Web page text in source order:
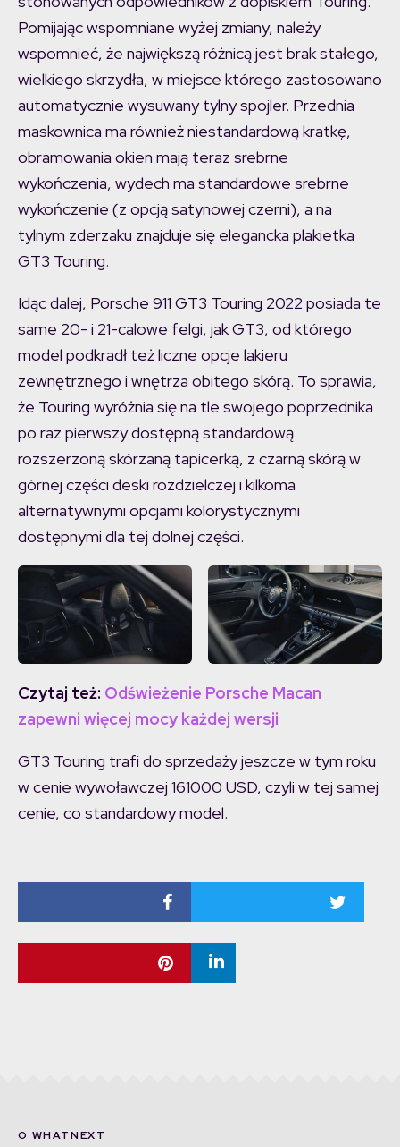
Pomijając wspomniane wyżej zmiany, należy
wspomnieć, że największą różnicą jest brak stałego,
wielkiego skrzydła, w miejsce którego zastosowano
automatycznie wysuwany tylny spojler. Przednia
maskownica ma również niestandardową kratkę,
obramowania okien mają teraz srebrne
wykończenia, wydech ma standardowe srebrne
wykończenie (z opcją satynowej czerni), a na
tylnym zderzaku znajduje się elegancka plakietka
GT3 Touring.
Idąc dalej, Porsche 911 GT3 Touring 2022 posiada te
same 20- i 21-calowe felgi, jak GT3, od którego
model podkradł też liczne opcje lakieru
zewnętrznego i wnętrza obitego skórą. To sprawia,
że Touring wyróżnia się na tle swojego poprzednika
po raz pierwszy dostępną standardową
rozszerzoną skórzaną tapicerką, z czarną skórą w
górnej części deski rozdzielczej i kilkoma
alternatywnymi opcjami kolorystycznymi
dostępnymi dla tej dolnej części.
Czytaj też: Odświeżenie Porsche Macan
zapewni więcej mocy każdej wersji
GT3 Touring trafi do sprzedaży jeszcze w tym roku
w cenie wywoławczej 161000 USD, czyli w tej samej
cenie, co standardowy model.
O WHATNEXT